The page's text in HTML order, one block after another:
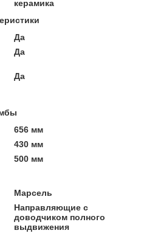
керамика
Да
Да
Да
656 мм
430 мм
500 мм
Марсель
Направляющие с
доводчиком полного
выдвижения